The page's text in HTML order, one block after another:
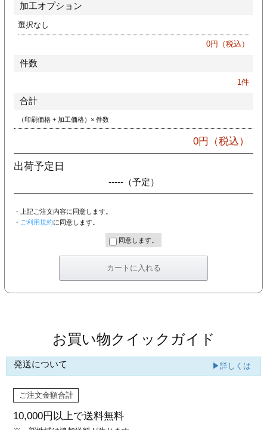
加工オプション
選択なし
0円（税込）
件数
1件
合計
（印刷価格 + 加工価格）× 件数
0円（税込）
出荷予定日
-----（予定）
・上記ご注文内容に同意します。
・ ご利用規約に同意します。
同意します。
お買い物クイックガイド
発送について ▶詳しくは
ご注文金額合計
10,000円以上で送料無料